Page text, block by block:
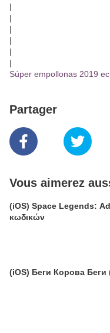
|
|
|
|
|
|
Súper empollonas 2019
Partager
Vous aimerez
(iOS) Space Legends:
κωδικών
(iOS) Беги Корова